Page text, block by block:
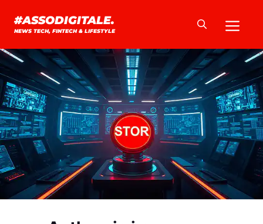
#ASSODIGITALE.
NEWS TECH, FINTECH & LIFESTYLE